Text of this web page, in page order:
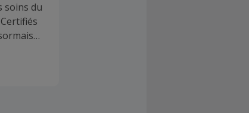
soins du